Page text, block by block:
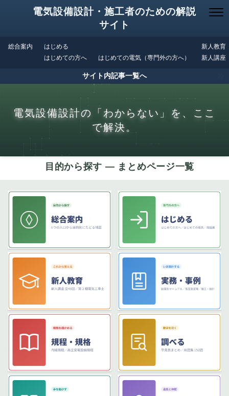
電気設備設計・施工者のための解説
サイト
総合案内
はじめる
はじめての方へ
はじめての電気（専門外の方へ）
新人教育
新人講座
サイト内記事一覧へ
電気設備設計の「わからない」を、ここ
で解決。